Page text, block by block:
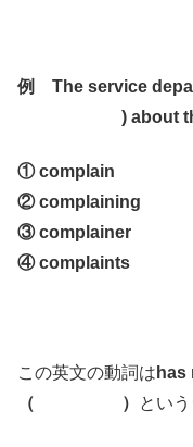
例 The service
) about the
① complain
② complaining
③ complainer
④ complaints
この英文の動詞は has
（ ）
とい